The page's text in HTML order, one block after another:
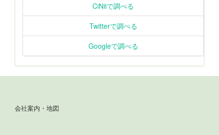
CiNiiで調べる
Twitterで調べる
Googleで調べる
会社案内・地図